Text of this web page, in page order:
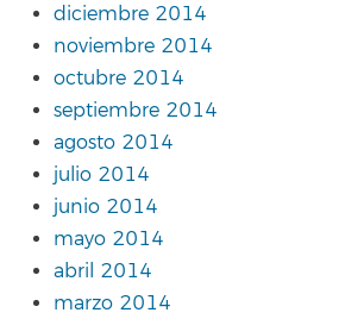
diciembre 2014
noviembre 2014
octubre 2014
septiembre 2014
agosto 2014
julio 2014
junio 2014
mayo 2014
abril 2014
marzo 2014